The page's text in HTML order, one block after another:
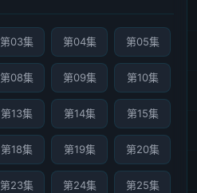
第03集 第04集 第05集
第08集 第09集 第10集
第13集 第14集 第15集
第18集 第19集 第20集
第23集 第24集 第25集